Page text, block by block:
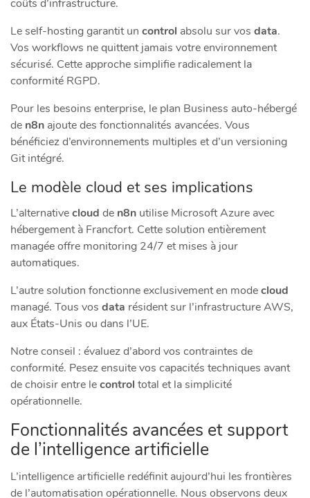
coûts d’infrastructure.
Le self-hosting garantit un control absolu sur vos data.
Vos workflows ne quittent jamais votre environnement
sécurisé. Cette approche simplifie radicalement la
conformité RGPD.
Pour les besoins enterprise, le plan Business auto-hébergé
de n8n ajoute des fonctionnalités avancées. Vous
bénéficiez d’environnements multiples et d’un versioning
Git intégré.
Le modèle cloud et ses implications
L’alternativecloud de n8n utilise Microsoft Azure avec
hébergement à Francfort. Cette solution entièrement
managée offre monitoring 24/7 et mises à jour
automatiques.
L’autre solution fonctionne exclusivement en modecloud
managé. Tous vos data résident sur l’infrastructure AWS,
aux États-Unis ou dans l’UE.
Notre conseil : évaluez d’abord vos contraintes de
conformité. Pesez ensuite vos capacités techniques avant
de choisir entre lecontrol total et la simplicité
opérationnelle.
Fonctionnalités avancées et support
de l’intelligence artificielle
L’intelligence artificielle redéfinit aujourd’hui les frontières
de l’automatisation opérationnelle. Nous observons deux